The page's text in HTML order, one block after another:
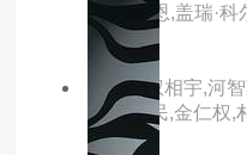
内森·连恩,盖瑞·科
主演：权相宇,河
台,朴哲民,金仁权,